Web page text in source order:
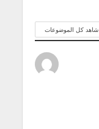
شاهد كل الموضوعات